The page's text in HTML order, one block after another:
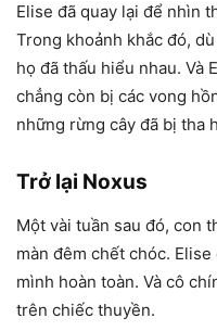
Elise đã quay lại để nhìn
Trong khoảnh khắc đó,
họ đã thấu hiểu nhau. Và
chẳng còn bị các vong
những rừng cây đã bị tha
Trở lại Noxus
Một vài tuần sau đó, con
màn đêm chết chóc.
mình hoàn toàn. Và cô
trên chiếc thuyền.